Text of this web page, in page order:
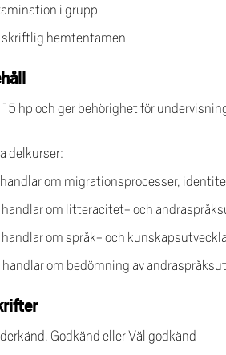
i grupp
hemtentamen
hp och ger behörighet för
delkurser:
om migrationsprocesser,
om litteracitet- och
om språk- och
om bedömning av
Godkänd eller Väl godkänd